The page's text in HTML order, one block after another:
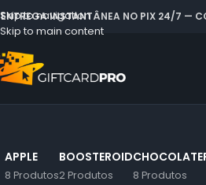
Skip to navigation
Skip to main content
ENTREGA INSTANTÂNEA NO PIX 24/7 —
APPLE
8 Produtos
BOOSTEROID
2 Produtos 8 Produtos